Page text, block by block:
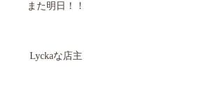
また明日！！
Lyckaな店主